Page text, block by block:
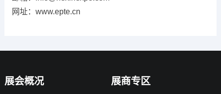
网址：www.epte.cn
展会概况 展商专区